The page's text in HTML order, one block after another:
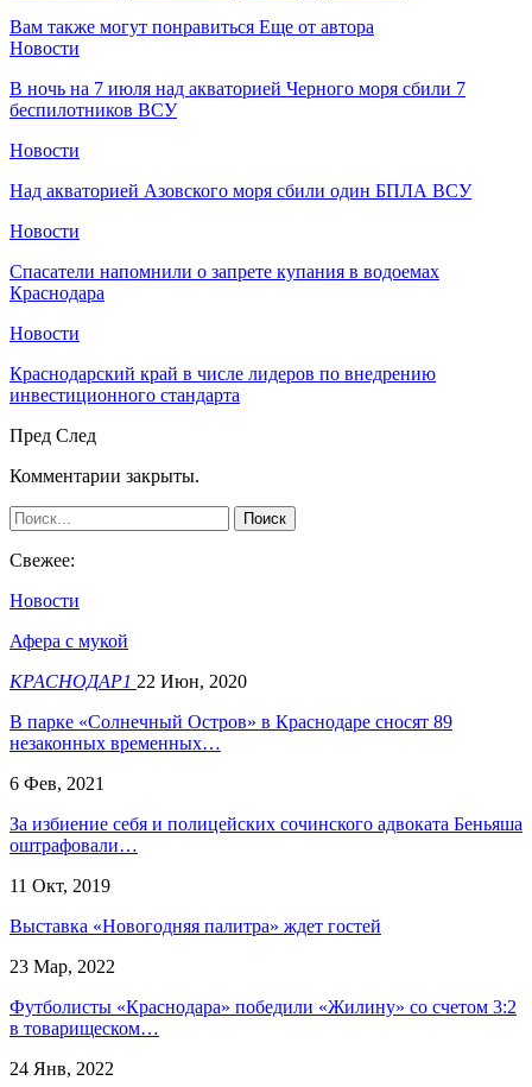
Вам также могут понравиться Еще от автора
Новости
В ночь на 7 июля над акваторией Черного моря сбили 7
беспилотников ВСУ
Новости
Над акваторией Азовского моря сбили один БПЛА ВСУ
Новости
Спасатели напомнили о запрете купания в водоемах
Краснодара
Новости
Краснодарский край в числе лидеров по внедрению
инвестиционного стандарта
Пред След
Комментарии закрыты.
Свежее:
Новости
Афера с мукой
КРАСНОДАР1 22 Июн, 2020
В парке «Солнечный Остров» в Краснодаре сносят 89
незаконных временных…
6 Фев, 2021
За избиение себя и полицейских сочинского адвоката Беньяша
оштрафовали…
11 Окт, 2019
Выставка «Новогодняя палитра» ждет гостей
23 Мар, 2022
Футболисты «Краснодара» победили «Жилину» со счетом 3:2
в товарищеском…
24 Янв, 2022